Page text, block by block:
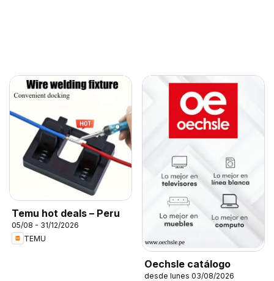
Temu hot deals – Peru
05/08 - 31/12/2026
TEMU
Oechsle catálogo
desde lunes 03/08/2026